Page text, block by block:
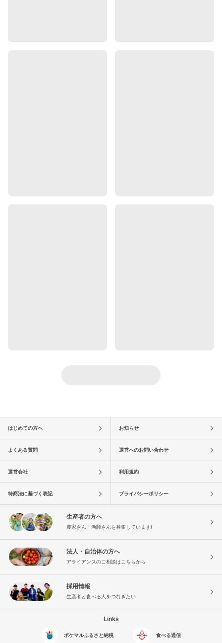
はじめての方へ お知らせ
よくある質問 運営へのお問い合わせ
運営会社 利用規約
特商法に基づく表記 プライバシーポリシー
生産者の方へ
農家さん・漁師さんを募集しています!
法人・自治体の方へ
アライアンスのご相談はこちらから
採用情報
生産者と食べる人をつなぎたい
Links
ポケマルふるさと納税 食べる通信